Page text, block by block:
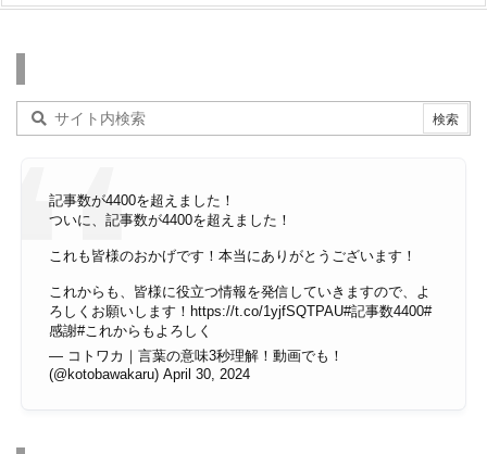
記事数が4400を超えました！
ついに、記事数が4400を超えました！
これも皆様のおかげです！本当にありがとうございます！
これからも、皆様に役立つ情報を発信していきますので、よ
ろしくお願いします！ https://t.co/1yjfSQTPAU#記事数4400#
感謝#これからもよろしく
— コトワカ｜言葉の意味3秒理解！動画でも！
(@kotobawakaru) April 30, 2024